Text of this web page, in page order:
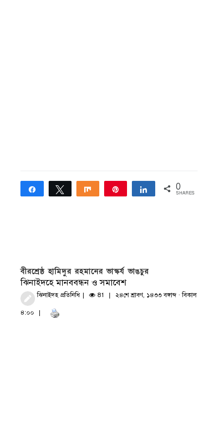
Share Tweet Share Share 0
SHARES
বীরশ্রেষ্ঠ হামিদুর রহমানের ভাস্কর্য ভাঙচুর
ঝিনাইদহে মানববন্ধন ও সমাবেশ
ঝিনাইদহ প্রতিনিধি 81 ২৪শে শ্রাবণ, ১৪৩৩ বঙ্গাব্দ · বিকাল
৪:০০